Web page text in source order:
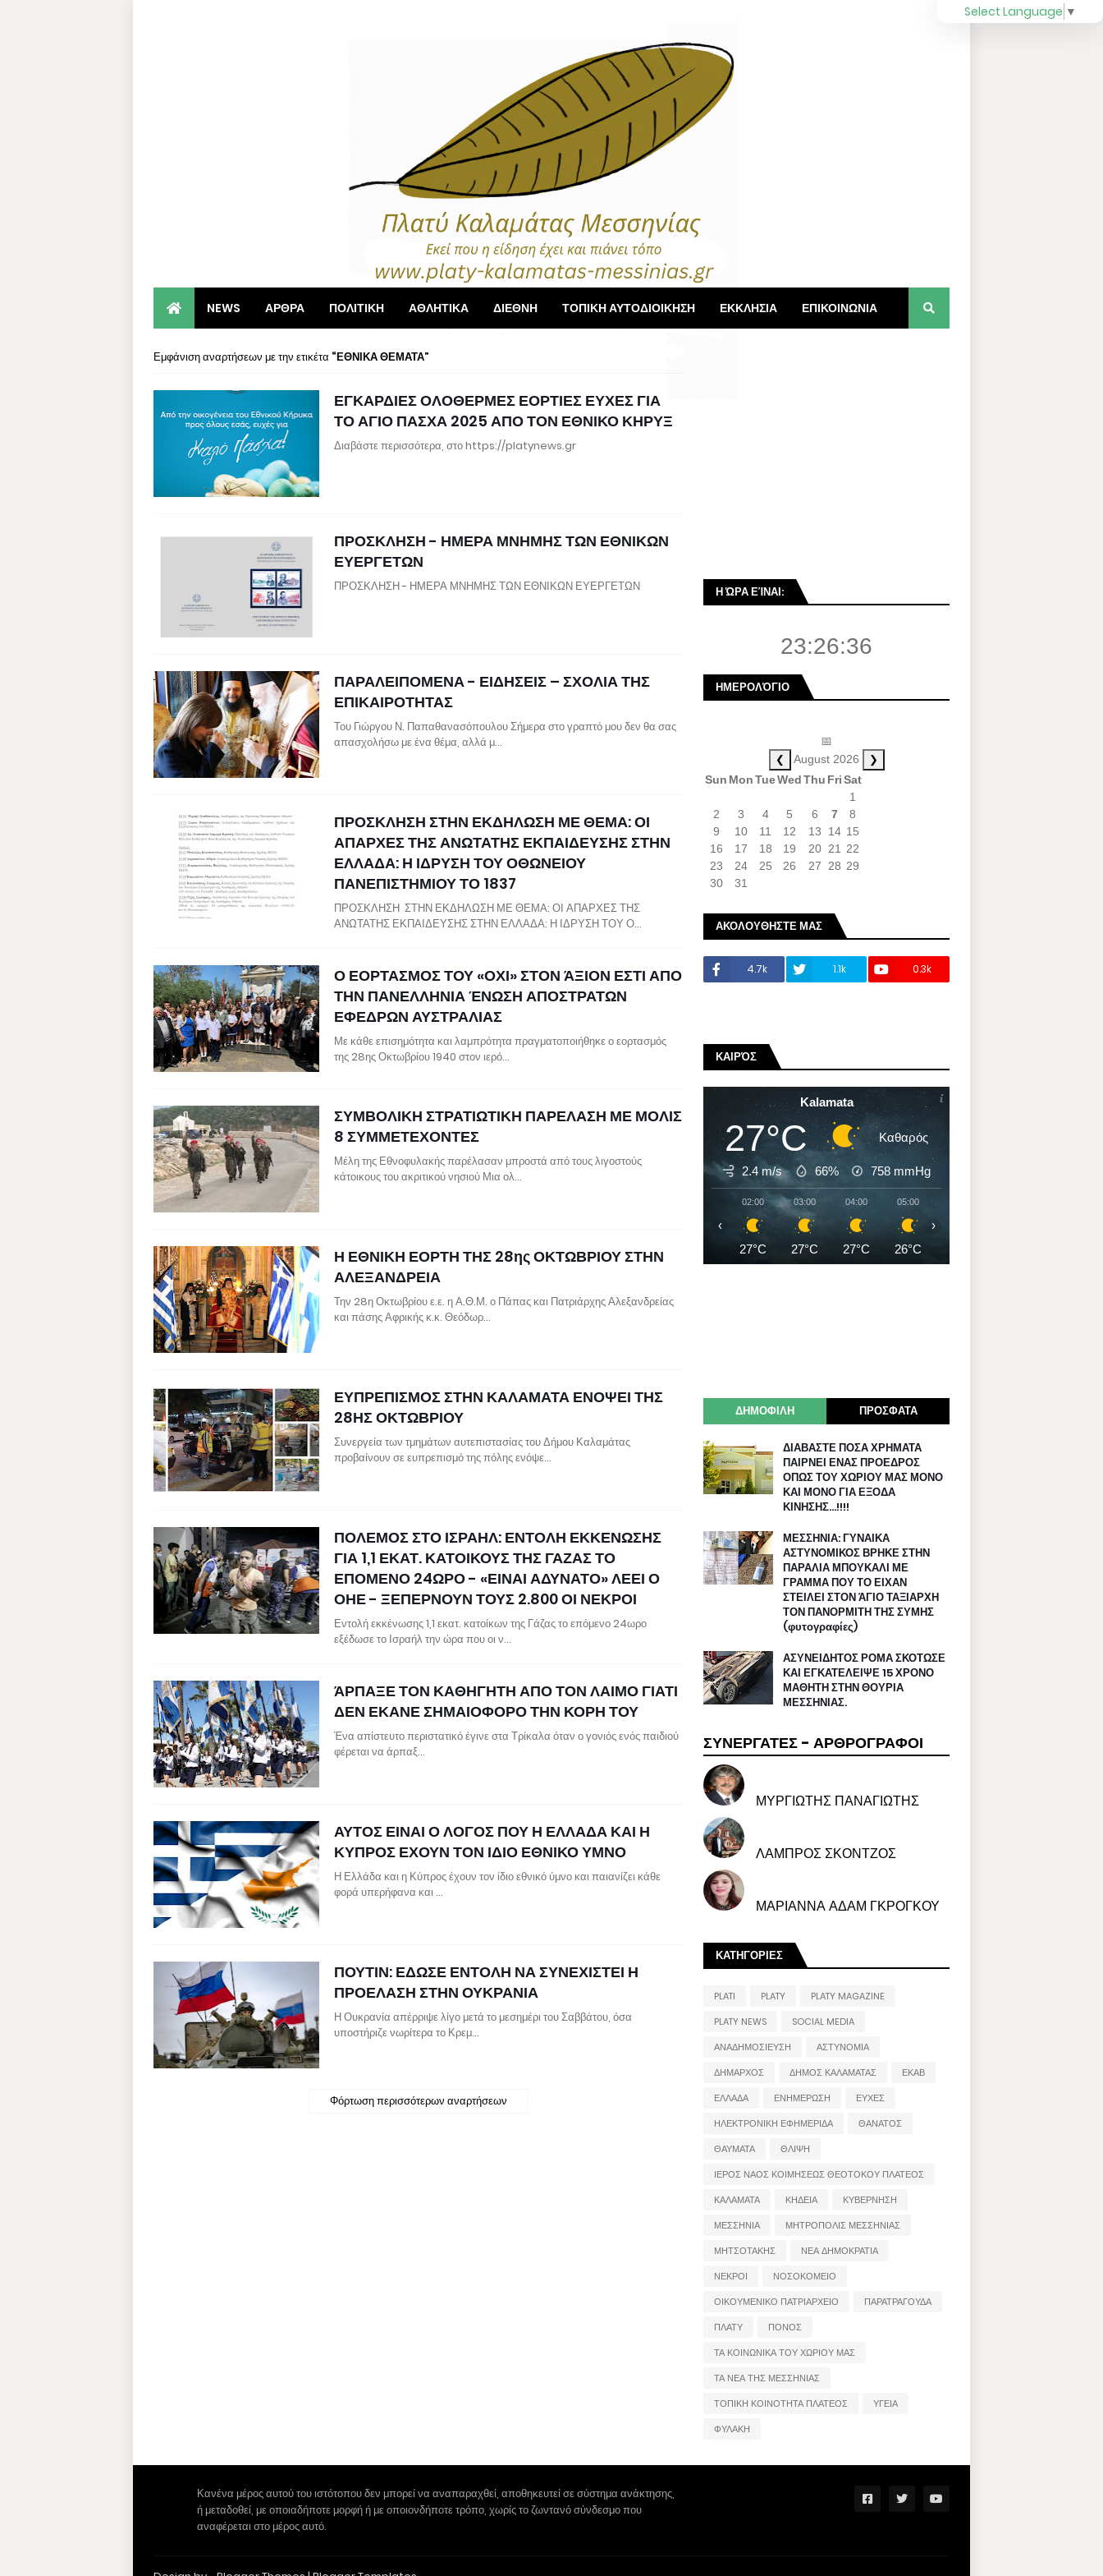
NEWS ΑΡΘΡΑ ΠΟΛΙΤΙΚΗ ΑΘΛΗΤΙΚΑ ΔΙΕΘΝΗ ΤΟΠΙΚΗ ΑΥΤΟΔΙΟΙΚΗΣΗ ΕΚΚΛΗΣΙΑ ΕΠΙΚΟΙΝΩΝΙΑ
Εμφάνιση αναρτήσεων με την ετικέτα ΕΘΝΙΚΑ ΘΕΜΑΤΑ
ΕΓΚΑΡΔΙΕΣ ΟΛΟΘΕΡΜΕΣ ΕΟΡΤΙΕΣ ΕΥΧΕΣ ΓΙΑ
ΤΟ ΑΓΙΟ ΠΑΣΧΑ 2025 ΑΠΟ ΤΟΝ ΕΘΝΙΚΟ ΚΗΡΥΞ
Διαβάστε περισσότερα, στο https://platynews.gr
ΠΡΟΣΚΛΗΣΗ - ΗΜΕΡΑ ΜΝΗΜΗΣ ΤΩΝ ΕΘΝΙΚΩΝ
ΕΥΕΡΓΕΤΩΝ
ΠΡΟΣΚΛΗΣΗ - ΗΜΕΡΑ ΜΝΗΜΗΣ ΤΩΝ ΕΘΝΙΚΩΝ ΕΥΕΡΓΕΤΩΝ
ΠΑΡΑΛΕΙΠΟΜΕΝΑ - ΕΙΔΗΣΕΙΣ – ΣΧΟΛΙΑ ΤΗΣ
ΕΠΙΚΑΙΡΟΤΗΤΑΣ
Του Γιώργου Ν. Παπαθανασόπουλου Σήμερα στο γραπτό μου δεν θα σας
απασχολήσω με ένα θέμα, αλλά μ…
ΠΡΟΣΚΛΗΣΗ ΣΤΗΝ ΕΚΔΗΛΩΣΗ ΜΕ ΘΕΜΑ: ΟΙ
ΑΠΑΡΧΕΣ ΤΗΣ ΑΝΩΤΑΤΗΣ ΕΚΠΑΙΔΕΥΣΗΣ ΣΤΗΝ
ΕΛΛΑΔΑ: Η ΙΔΡΥΣΗ ΤΟΥ ΟΘΩΝΕΙΟΥ
ΠΑΝΕΠΙΣΤΗΜΙΟΥ ΤΟ 1837
ΠΡΟΣΚΛΗΣΗ ΣΤΗΝ ΕΚΔΗΛΩΣΗ ΜΕ ΘΕΜΑ: ΟΙ ΑΠΑΡΧΕΣ ΤΗΣ
ΑΝΩΤΑΤΗΣ ΕΚΠΑΙΔΕΥΣΗΣ ΣΤΗΝ ΕΛΛΑΔΑ: Η ΙΔΡΥΣΗ ΤΟΥ Ο…
Ο ΕΟΡΤΑΣΜΟΣ ΤΟΥ «ΟΧΙ» ΣΤΟΝ ΆΞΙΟΝ ΕΣΤΙ ΑΠΟ
ΤΗΝ ΠΑΝΕΛΛΗΝΙΑ ΈΝΩΣΗ ΑΠΟΣΤΡΑΤΩΝ
ΕΦΕΔΡΩΝ ΑΥΣΤΡΑΛΙΑΣ
Με κάθε επισημότητα και λαμπρότητα πραγματοποιήθηκε ο εορτασμός
της 28ης Οκτωβρίου 1940 στον ιερό…
ΣΥΜΒΟΛΙΚΗ ΣΤΡΑΤΙΩΤΙΚΗ ΠΑΡΕΛΑΣΗ ΜΕ ΜΟΛΙΣ
8 ΣΥΜΜΕΤΕΧΟΝΤΕΣ
Μέλη της Εθνοφυλακής παρέλασαν μπροστά από τους λιγοστούς
κάτοικους του ακριτικού νησιού Μια ολ…
Η ΕΘΝΙΚΗ ΕΟΡΤΗ ΤΗΣ 28ης ΟΚΤΩΒΡΙΟΥ ΣΤΗΝ
ΑΛΕΞΑΝΔΡΕΙΑ
Την 28η Οκτωβρίου ε.ε. η Α.Θ.Μ. ο Πάπας και Πατριάρχης Αλεξανδρείας
και πάσης Αφρικής κ.κ. Θεόδωρ…
ΕΥΠΡΕΠΙΣΜΟΣ ΣΤΗΝ ΚΑΛΑΜΑΤΑ ΕΝΟΨΕΙ ΤΗΣ
28ΗΣ ΟΚΤΩΒΡΙΟΥ
Συνεργεία των τμημάτων αυτεπιστασίας του Δήμου Καλαμάτας
προβαίνουν σε ευπρεπισμό της πόλης ενόψε…
ΠΟΛΕΜΟΣ ΣΤΟ ΙΣΡΑΗΛ: ΕΝΤΟΛΗ ΕΚΚΕΝΩΣΗΣ
ΓΙΑ 1,1 ΕΚΑΤ. ΚΑΤΟΙΚΟΥΣ ΤΗΣ ΓΑΖΑΣ ΤΟ
ΕΠΟΜΕΝΟ 24ΩΡΟ - «ΕΙΝΑΙ ΑΔΥΝΑΤΟ» ΛΕΕΙ Ο
ΟΗΕ - ΞΕΠΕΡΝΟΥΝ ΤΟΥΣ 2.800 ΟΙ ΝΕΚΡΟΙ
Εντολή εκκένωσης 1,1 εκατ. κατοίκων της Γάζας το επόμενο 24ωρο
εξέδωσε το Ισραήλ την ώρα που οι ν…
ΆΡΠΑΞΕ ΤΟΝ ΚΑΘΗΓΗΤΗ ΑΠΟ ΤΟΝ ΛΑΙΜΟ ΓΙΑΤΙ
ΔΕΝ ΕΚΑΝΕ ΣΗΜΑΙΟΦΟΡΟ ΤΗΝ ΚΟΡΗ ΤΟΥ
Ένα απίστευτο περιστατικό έγινε στα Τρίκαλα όταν ο γονιός ενός παιδιού
φέρεται να άρπαξ…
ΑΥΤΟΣ ΕΙΝΑΙ Ο ΛΟΓΟΣ ΠΟΥ Η ΕΛΛΑΔΑ ΚΑΙ Η
ΚΥΠΡΟΣ ΕΧΟΥΝ ΤΟΝ ΙΔΙΟ ΕΘΝΙΚΟ ΥΜΝΟ
Η Ελλάδα και η Κύπρος έχουν τον ίδιο εθνικό ύμνο και παιανίζει κάθε
φορά υπερήφανα και …
ΠΟΥΤΙΝ: ΕΔΩΣΕ ΕΝΤΟΛΗ ΝΑ ΣΥΝΕΧΙΣΤΕΙ Η
ΠΡΟΕΛΑΣΗ ΣΤΗΝ ΟΥΚΡΑΝΙΑ
Η Ουκρανία απέρριψε λίγο μετά το μεσημέρι του Σαββάτου, όσα
υποστήριζε νωρίτερα το Κρεμ…
Φόρτωση περισσότερων αναρτήσεων
Select Language ▼
Η ΏΡΑ ΕΊΝΑΙ:
23:26:37
ΗΜΕΡΟΛΌΓΙΟ
📅
❮ August 2026 ❯
Sun MonTueWedThu FriSat
1
2
3 4 5 6 7
8
9
10 11 12 13 14 15
16
17 18 19 20 21
22
23
24 25 26 27 28 29
30
31
ΑΚΟΛΟΥΘΗΣΤΕ ΜΑΣ
4.7k 1.1k 0.3k
ΚΑΙΡΌΣ
Kalamata
27°C Καθαρός
2.4 m/s 66% 758 mmHg
02:00
27°C
03:00
27°C
04:00
27°C
05:00
26°C
‹ ›
ΔΗΜΟΦΙΛΗ ΠΡΟΣΦΑΤΑ
ΔΙΑΒΑΣΤΕ ΠΟΣΑ ΧΡΗΜΑΤΑ
ΠΑΙΡΝΕΙ ΕΝΑΣ ΠΡΟΕΔΡΟΣ
ΟΠΩΣ ΤΟΥ ΧΩΡΙΟΥ ΜΑΣ ΜΟΝΟ
ΚΑΙ ΜΟΝΟ ΓΙΑ ΕΞΟΔΑ
ΚΙΝΗΣΗΣ…!!!!
ΜΕΣΣΗΝΙΑ: ΓΥΝΑΙΚΑ
ΑΣΤΥΝΟΜΙΚΟΣ ΒΡΗΚΕ ΣΤΗΝ
ΠΑΡΑΛΙΑ ΜΠΟΥΚΑΛΙ ΜΕ
ΓΡΑΜΜΑ ΠΟΥ ΤΟ ΕΙΧΑΝ
ΣΤΕΙΛΕΙ ΣΤΟΝ ΆΓΙΟ ΤΑΞΙΑΡΧΗ
ΤΟΝ ΠΑΝΟΡΜΙΤΗ ΤΗΣ ΣΥΜΗΣ
(φυτογραφίες)
ΑΣΥΝΕΙΔΗΤΟΣ ΡΟΜΑ ΣΚΟΤΩΣΕ
ΚΑΙ ΕΓΚΑΤΕΛΕΙΨΕ 15 ΧΡΟΝΟ
ΜΑΘΗΤΗ ΣΤΗΝ ΘΟΥΡΙΑ
ΜΕΣΣΗΝΙΑΣ.
ΣΥΝΕΡΓΑΤΕΣ - ΑΡΘΡΟΓΡΑΦΟΙ
ΜΥΡΓΙΩΤΗΣ ΠΑΝΑΓΙΩΤΗΣ
ΛΑΜΠΡΟΣ ΣΚΟΝΤΖΟΣ
ΜΑΡΙΑΝΝΑ ΑΔΑΜ ΓΚΡΟΓΚΟΥ
ΚΑΤΗΓΟΡΙΕΣ
PLATI PLATY
PLATY MAGAZINE
PLATY NEWS
SOCIAL MEDIA
ΑΝΑΔΗΜΟΣΙΕΥΣΗ
ΑΣΤΥΝΟΜΙΑ
ΔΗΜΑΡΧΟΣ
ΔΗΜΟΣ ΚΑΛΑΜΑΤΑΣ
ΕΚΑΒ
ΕΛΛΑΔΑ
ΕΝΗΜΕΡΩΣΗ
ΕΥΧΕΣ
ΗΛΕΚΤΡΟΝΙΚΗ ΕΦΗΜΕΡΙΔΑ
ΘΑΝΑΤΟΣ
ΘΑΥΜΑΤΑ
ΘΛΙΨΗ
ΙΕΡΟΣ ΝΑΟΣ ΚΟΙΜΗΣΕΩΣ ΘΕΟΤΟΚΟΥ ΠΛΑΤΕΟΣ
ΚΑΛΑΜΑΤΑ
ΚΗΔΕΙΑ
ΚΥΒΕΡΝΗΣΗ
ΜΕΣΣΗΝΙΑ
ΜΗΤΡΟΠΟΛΙΣ ΜΕΣΣΗΝΙΑΣ
ΜΗΤΣΟΤΑΚΗΣ
ΝΕΑ ΔΗΜΟΚΡΑΤΙΑ
ΝΕΚΡΟΙ
ΝΟΣΟΚΟΜΕΙΟ
ΟΙΚΟΥΜΕΝΙΚΟ ΠΑΤΡΙΑΡΧΕΙΟ
ΠΑΡΑΤΡΑΓΟΥΔΑ
ΠΛΑΤΥ
ΠΟΝΟΣ
ΤΑ ΚΟΙΝΩΝΙΚΑ ΤΟΥ ΧΩΡΙΟΥ ΜΑΣ
ΤΑ ΝΕΑ ΤΗΣ ΜΕΣΣΗΝΙΑΣ
ΤΟΠΙΚΗ ΚΟΙΝΟΤΗΤΑ ΠΛΑΤΕΟΣ
ΥΓΕΙΑ
ΦΥΛΑΚΗ
Κανένα μέρος αυτού του ιστότοπου δεν μπορεί να αναπαραχθεί, αποθηκευτεί σε σύστημα ανάκτησης,
ή μεταδοθεί, με οποιαδήποτε μορφή ή με οποιονδήποτε τρόπο, χωρίς το ζωντανό σύνδεσμο που
αναφέρεται στο μέρος αυτό.